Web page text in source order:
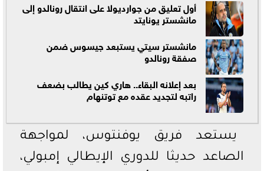
أول تعليق من جوارديولا على انتقال رونالدو إلى
مانشستر يونايتد
مانشستر سيتي يستبعد جيسوس ضمن
صفقة رونالدو
بعد إعلانه البقاء.. هاري كين يطالب بضعف
راتبه لتجديد عقده مع توتنهام
يستعد فريق يوفنتوس، لمواجهة
الصاعد حديثا للدوري الإيطالي إمبولي،